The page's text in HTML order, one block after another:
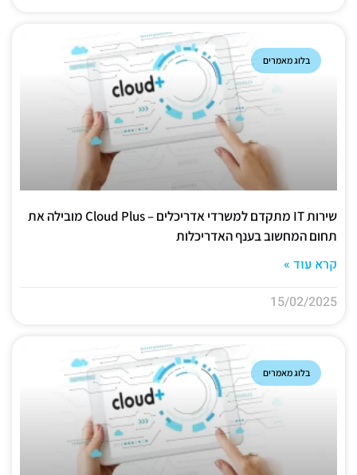
בלוג מאמרים
שירות IT מתקדם למשרדי אדריכלים – Cloud Plus מובילה את
תחום המחשוב בענף האדריכלות
קרא עוד »
15/02/2025
בלוג מאמרים